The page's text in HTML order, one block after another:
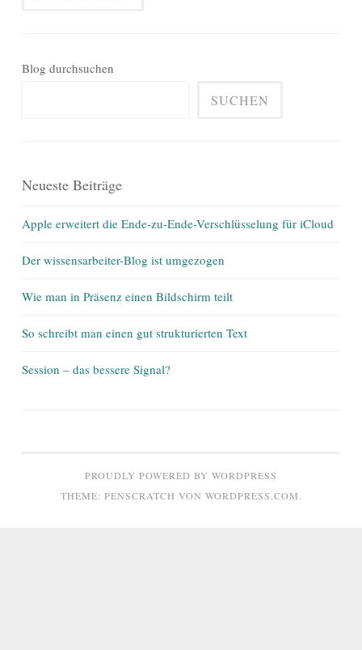
Blog durchsuchen
SUCHEN
Neueste Beiträge
Apple erweitert die Ende-zu-Ende-Verschlüsselung für iCloud
Der wissensarbeiter-Blog ist umgezogen
Wie man in Präsenz einen Bildschirm teilt
So schreibt man einen gut strukturierten Text
Session – das bessere Signal?
PROUDLY POWERED BY WORDPRESS
THEME: PENSCRATCH VON WORDPRESS.COM.